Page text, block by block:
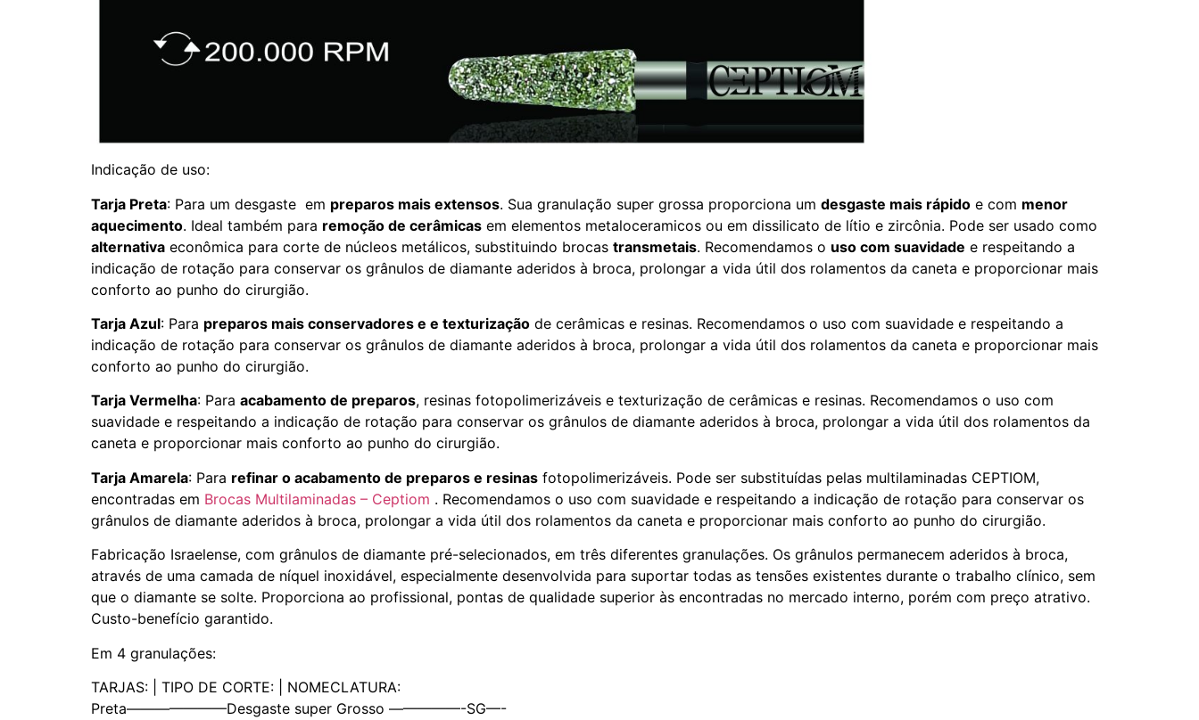
Indicação de uso:
Tarja Preta: Para um desgaste em preparos mais extensos. Sua granulação super grossa proporciona um desgaste mais rápido e com menor
aquecimento. Ideal também para remoção de cerâmicas em elementos metaloceramicos ou em dissilicato de lítio e zircônia. Pode ser usado como
alternativa econômica para corte de núcleos metálicos, substituindo brocas transmetais. Recomendamos o uso com suavidade e respeitando a
indicação de rotação para conservar os grânulos de diamante aderidos à broca, prolongar a vida útil dos rolamentos da caneta e proporcionar mais
conforto ao punho do cirurgião.
Tarja Azul: Para preparos mais conservadores e e texturização de cerâmicas e resinas. Recomendamos o uso com suavidade e respeitando a
indicação de rotação para conservar os grânulos de diamante aderidos à broca, prolongar a vida útil dos rolamentos da caneta e proporcionar mais
conforto ao punho do cirurgião.
Tarja Vermelha: Para acabamento de preparos, resinas fotopolimerizáveis e texturização de cerâmicas e resinas. Recomendamos o uso com
suavidade e respeitando a indicação de rotação para conservar os grânulos de diamante aderidos à broca, prolongar a vida útil dos rolamentos da
caneta e proporcionar mais conforto ao punho do cirurgião.
Tarja Amarela: Para refinar o acabamento de preparos e resinas fotopolimerizáveis. Pode ser substituídas pelas multilaminadas CEPTIOM,
encontradas em Brocas Multilaminadas – Ceptiom . Recomendamos o uso com suavidade e respeitando a indicação de rotação para conservar os
grânulos de diamante aderidos à broca, prolongar a vida útil dos rolamentos da caneta e proporcionar mais conforto ao punho do cirurgião.
Fabricação Israelense, com grânulos de diamante pré-selecionados, em três diferentes granulações. Os grânulos permanecem aderidos à broca,
através de uma camada de níquel inoxidável, especialmente desenvolvida para suportar todas as tensões existentes durante o trabalho clínico, sem
que o diamante se solte. Proporciona ao profissional, pontas de qualidade superior às encontradas no mercado interno, porém com preço atrativo.
Custo-benefício garantido.
Em 4 granulações:
TARJAS: | TIPO DE CORTE: | NOMECLATURA:
Preta———————Desgaste super Grosso —————-SG—-